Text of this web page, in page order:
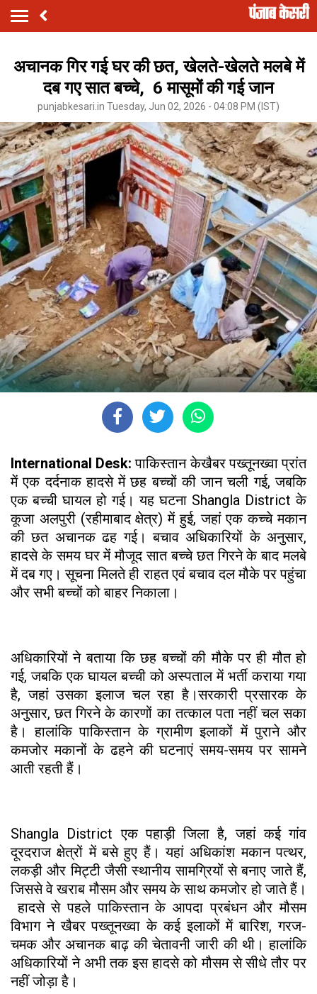
अचानक गिर गई घर की छत, खेलते-खेलते मलबे में
दब गए सात बच्चे, 6 मासूमों की गई जान
punjabkesari.in Tuesday, Jun 02, 2026 - 04:08 PM (IST)
International Desk: पाकिस्तान केखैबर पख्तूनख्वा प्रांत
में एक दर्दनाक हादसे में छह बच्चों की जान चली गई, जबकि
एक बच्ची घायल हो गई। यह घटना Shangla District के
कूजा अलपुरी (रहीमाबाद क्षेत्र) में हुई, जहां एक कच्चे मकान
की छत अचानक ढह गई। बचाव अधिकारियों के अनुसार,
हादसे के समय घर में मौजूद सात बच्चे छत गिरने के बाद मलबे
में दब गए। सूचना मिलते ही राहत एवं बचाव दल मौके पर पहुंचा
और सभी बच्चों को बाहर निकाला।
अधिकारियों ने बताया कि छह बच्चों की मौके पर ही मौत हो
गई, जबकि एक घायल बच्ची को अस्पताल में भर्ती कराया गया
है, जहां उसका इलाज चल रहा है।सरकारी प्रसारक के
अनुसार, छत गिरने के कारणों का तत्काल पता नहीं चल सका
है। हालांकि पाकिस्तान के ग्रामीण इलाकों में पुराने और
कमजोर मकानों के ढहने की घटनाएं समय-समय पर सामने
आती रहती हैं।
Shangla District एक पहाड़ी जिला है, जहां कई गांव
दूरदराज क्षेत्रों में बसे हुए हैं। यहां अधिकांश मकान पत्थर,
लकड़ी और मिट्टी जैसी स्थानीय सामग्रियों से बनाए जाते हैं,
जिससे वे खराब मौसम और समय के साथ कमजोर हो जाते हैं।
हादसे से पहले पाकिस्तान के आपदा प्रबंधन और मौसम
विभाग ने खैबर पख्तूनख्वा के कई इलाकों में बारिश, गरज-
चमक और अचानक बाढ़ की चेतावनी जारी की थी। हालांकि
अधिकारियों ने अभी तक इस हादसे को मौसम से सीधे तौर पर
नहीं जोड़ा है।